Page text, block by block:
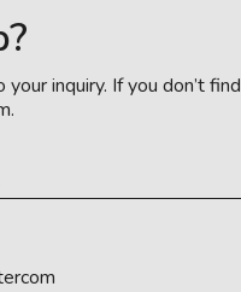
inquiry. If you don’t find